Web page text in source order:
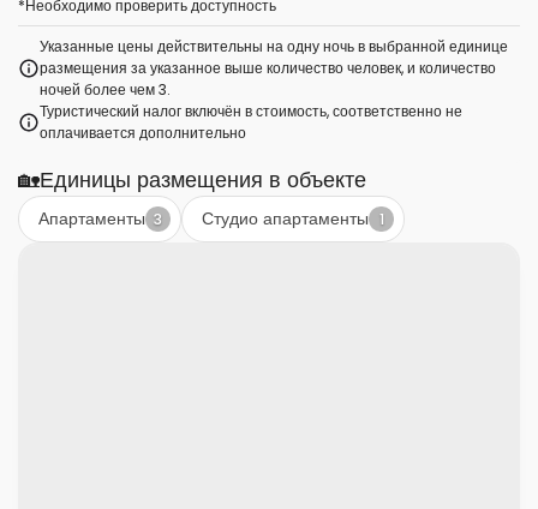
*Необходимо проверить доступность
Указанные цены действительны на одну ночь в выбранной единице
размещения за указанное выше количество человек, и количество
ночей более чем 3.
Туристический налог включён в стоимость, соответственно не
оплачивается дополнительно
🏡Единицы размещения в объекте
Апартаменты 3 Студио апартаменты 1